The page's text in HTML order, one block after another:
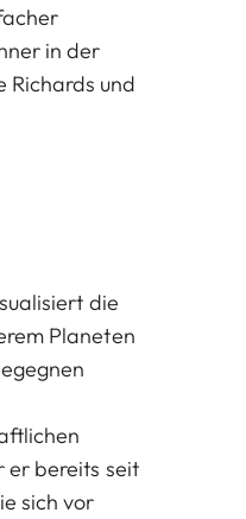
in der
Richards und
die
Planeten
er bereits seit
sich vor